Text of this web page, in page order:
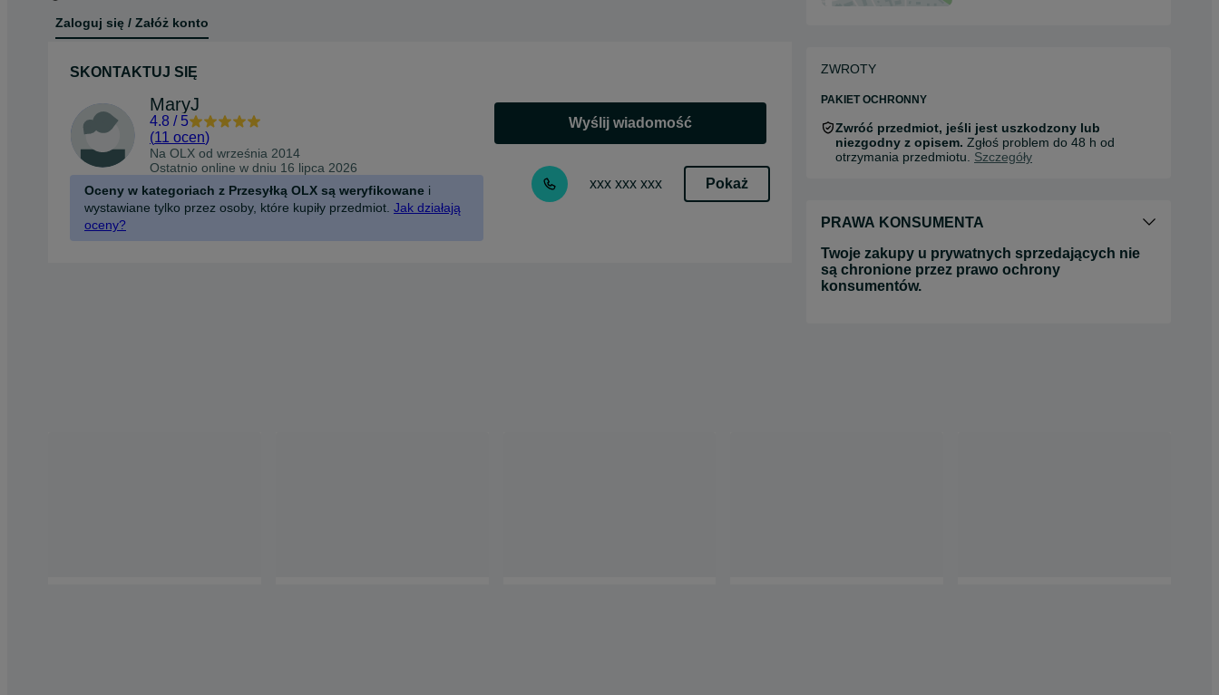
Zaloguj się / Załóż konto
SKONTAKTUJ SIĘ
MaryJ
4.8 / 5
(11 ocen)
Na OLX od września 2014
Ostatnio online w dniu 16 lipca 2026
Oceny w kategoriach z Przesyłką OLX są weryfikowane i
wystawiane tylko przez osoby, które kupiły przedmiot. Jak działają
oceny?
Wyślij wiadomość
xxx xxx xxx Pokaż
ZWROTY
PAKIET OCHRONNY
Zwróć przedmiot, jeśli jest uszkodzony lub
niezgodny z opisem. Zgłoś problem do 48 h od
otrzymania przedmiotu. Szczegóły
PRAWA KONSUMENTA
Twoje zakupy u prywatnych sprzedających nie
są chronione przez prawo ochrony
konsumentów.